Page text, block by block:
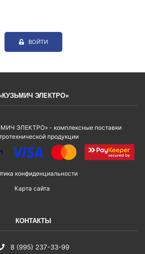
ВОЙТИ
ЭЛЕКТРО»
ЭЛЕКТРО» - комплексные поставки
продукции
конфиденциальности
Карта сайта
КОНТАКТЫ
8 (995) 237-33-99